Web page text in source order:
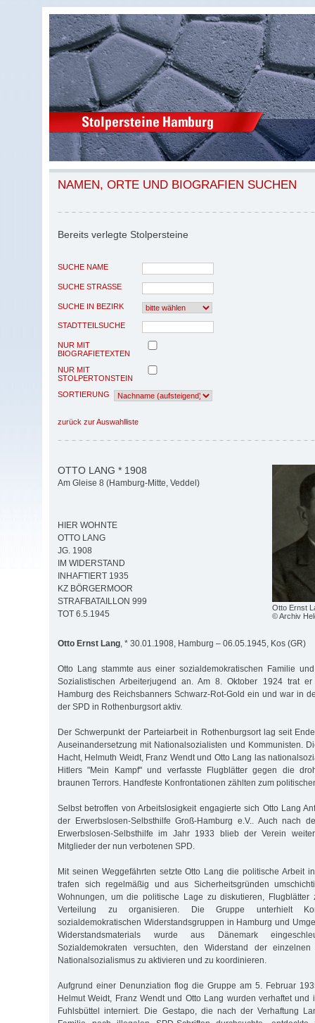
NAMEN, ORTE UND BIOGRAFIEN SUCHEN
Bereits verlegte Stolpersteine
SUCHE NAME
SUCHE STRASSE
SUCHE IN BEZIRK
STADTTEILSUCHE
NUR MIT
BIOGRAFIETEXTEN
NUR MIT
STOLPERTONSTEIN
SORTIERUNG
zurück zur Auswahlliste
Otto Ernst
© Archiv
OTTO LANG * 1908
Am Gleise 8 (Hamburg-Mitte, Veddel)
HIER WOHNTE
OTTO LANG
JG. 1908
IM WIDERSTAND
INHAFTIERT 1935
KZ BÖRGERMOOR
STRAFBATAILLON 999
TOT 6.5.1945
Otto Ernst Lang, * 30.01.1908, Hamburg – 06.05.1945, Kos (GR)
Otto Lang stammte aus einer sozialdemokratischen Familie
Sozialistischen Arbeiterjugend an. Am 8. Oktober 1924 trat
Hamburg des Reichsbanners Schwarz-Rot-Gold ein und war in
der SPD in Rothenburgsort aktiv.
Der Schwerpunkt der Parteiarbeit in Rothenburgsort lag seit
Auseinandersetzung mit Nationalsozialisten und Kommunisten.
Hacht, Helmuth Weidt, Franz Wendt und Otto Lang las
Hitlers "Mein Kampf" und verfasste Flugblätter gegen die
braunen Terrors. Handfeste Konfrontationen zählten zum
Selbst betroffen von Arbeitslosigkeit engagierte sich Otto Lang
der Erwerbslosen-Selbsthilfe Groß-Hamburg e.V.. Auch nach
Erwerbslosen-Selbsthilfe im Jahr 1933 blieb der Verein
Mitglieder der nun verbotenen SPD.
Mit seinen Weggefährten setzte Otto Lang die politische Arbeit
trafen sich regelmäßig und aus Sicherheitsgründen
Wohnungen, um die politische Lage zu diskutieren, Flugblätter
Verteilung zu organisieren. Die Gruppe unterhielt
sozialdemokratischen Widerstandsgruppen in Hamburg und
Widerstandsmaterials wurde aus Dänemark
Sozialdemokraten versuchten, den Widerstand der
Nationalsozialismus zu aktivieren und zu koordinieren.
Aufgrund einer Denunziation flog die Gruppe am 5. Februar
Helmut Weidt, Franz Wendt und Otto Lang wurden verhaftet und
Fuhlsbüttel interniert. Die Gestapo, die nach der Verhaftung